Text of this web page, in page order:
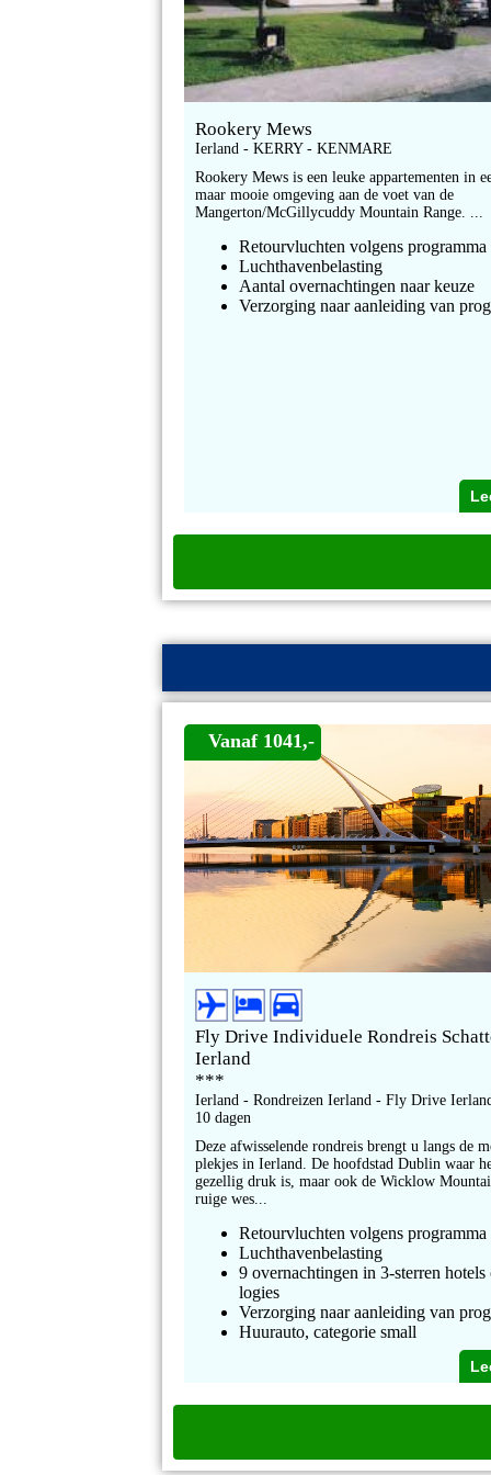
Rookery Mews
Ierland - KERRY - KENMARE
Rookery Mews is een leuke appartementen in
maar mooie omgeving aan de voet van de
Mangerton/McGillycuddy Mountain Range. ...
Retourvluchten volgens programma
Luchthavenbelasting
Aantal overnachtingen naar keuze
Verzorging naar aanleiding van
Vanaf 1041,-
Fly Drive Individuele Rondreis
Ierland
***
Ierland - Rondreizen Ierland - Fly Drive
10 dagen
Deze afwisselende rondreis brengt u langs de
plekjes in Ierland. De hoofdstad Dublin waar
gezellig druk is, maar ook de Wicklow
ruige wes...
Retourvluchten volgens programma
Luchthavenbelasting
9 overnachtingen in 3-sterren hotels
logies
Verzorging naar aanleiding van
Huurauto, categorie small